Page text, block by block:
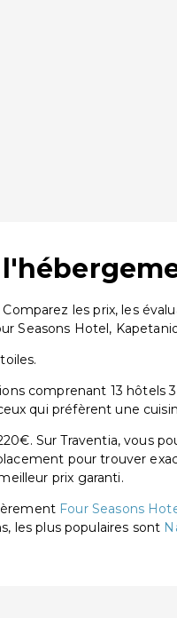
les prix, les
Seasons Hotel,
comprenant 13 hôtels
qui préfèrent une
Sur Traventia, vous
pour trouver
prix garanti.
Four Seasons
les plus populaires sont